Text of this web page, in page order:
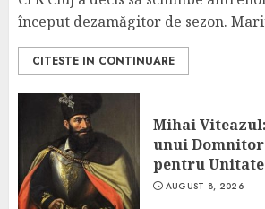
început dezamăgitor de sezon.
CITESTE IN CONTINUARE
Mihai
unui
pentru Unitate
AUGUST 8, 2026